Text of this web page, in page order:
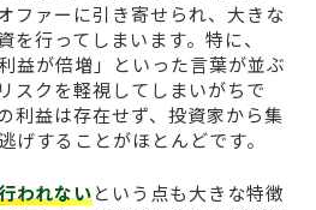
ファーに引き寄せられ、大きな
を行ってしまいます。特に、
益が倍増」といった言葉が並ぶ
スクを軽視してしまいがちで
利益は存在せず、投資家から集
げすることがほとんどです。
われないという点も大きな特徴